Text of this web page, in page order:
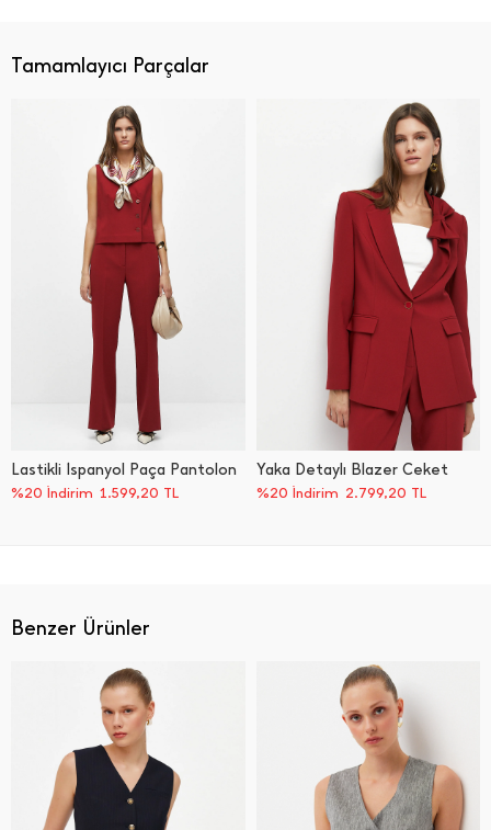
Benzer Ürünler
Tamamlayıcı Parçalar
Lastikli İ̇spanyol Paça Pantolon
%20 İndirim 1.599,20 TL
Yaka Detaylı Blazer Ceket
%20 İndirim 2.799,20 TL